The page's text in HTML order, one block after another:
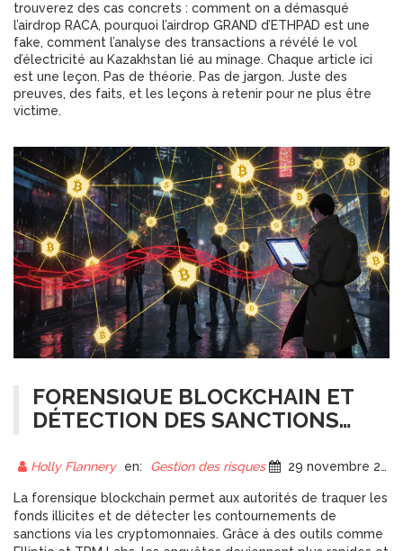
trouverez des cas concrets : comment on a démasqué
l’airdrop RACA, pourquoi l’airdrop GRAND d’ETHPAD est une
fake, comment l’analyse des transactions a révélé le vol
d’électricité au Kazakhstan lié au minage. Chaque article ici
est une leçon. Pas de théorie. Pas de jargon. Juste des
preuves, des faits, et les leçons à retenir pour ne plus être
victime.
FORENSIQUE BLOCKCHAIN ET
DÉTECTION DES SANCTIONS
PAR LES AUTORITÉS
Holly Flannery en: Gestion des risques 29 novembre 2025
La forensique blockchain permet aux autorités de traquer les
fonds illicites et de détecter les contournements de
sanctions via les cryptomonnaies. Grâce à des outils comme